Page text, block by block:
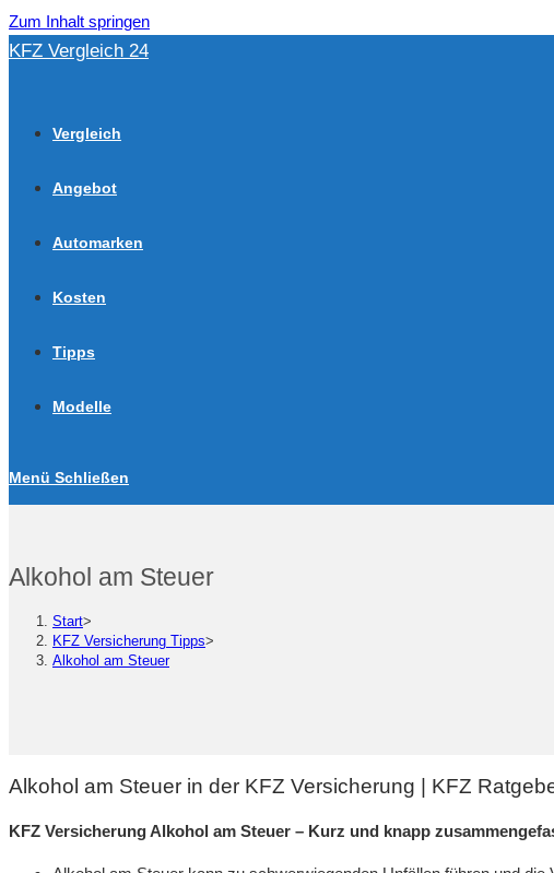
Zum Inhalt springen
KFZ Vergleich 24
Vergleich
Angebot
Automarken
Kosten
Tipps
Modelle
Menü Schließen
Alkohol am Steuer
Start>
KFZ Versicherung Tipps>
Alkohol am Steuer
Alkohol am Steuer in der KFZ Versicherung | KFZ
KFZ Versicherung Alkohol am Steuer – Kurz und knapp